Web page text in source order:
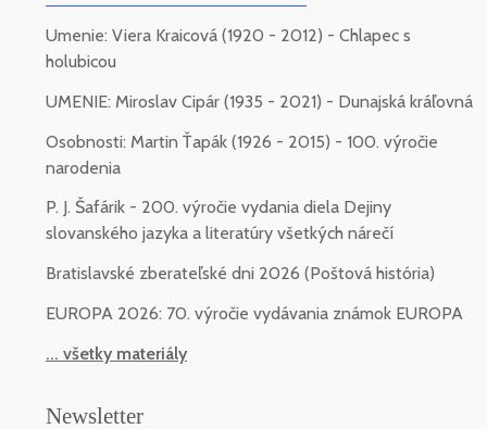
Umenie: Viera Kraicová (1920 - 2012) - Chlapec s
holubicou
UMENIE: Miroslav Cipár (1935 - 2021) - Dunajská kráľovná
Osobnosti: Martin Ťapák (1926 - 2015) - 100. výročie
narodenia
P. J. Šafárik - 200. výročie vydania diela Dejiny
slovanského jazyka a literatúry všetkých nárečí
Bratislavské zberateľské dni 2026 (Poštová história)
EUROPA 2026: 70. výročie vydávania známok EUROPA
... všetky materiály
Newsletter